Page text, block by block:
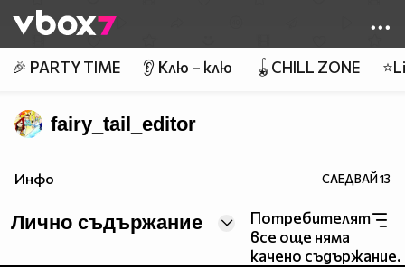
👾
🎉 PARTY TIME 👂 Клю – клю 🪀CHILL ZONE
fairy_tail_editor
Инфо СЛЕДВАЙ13
Лично съдържание
Потребителят
все още няма
качено съдържание.